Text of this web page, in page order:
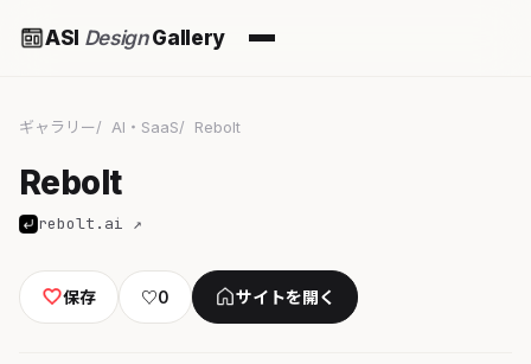
ASI DesignGallery
ギャラリー AI・SaaS Rebolt
Rebolt
rebolt.ai ↗
保存 ♡0 サイトを開く